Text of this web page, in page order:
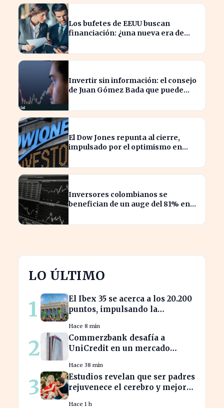
Los bufetes de EEUU buscan
financiación: ¿una nueva era de
Invertir sin información: el consejo
de Juan Gómez Bada que puede
El Dow Jones repunta al cierre,
impulsado por el optimismo en
Inversores colombianos se
benefician de un auge del 81% en
LO ÚLTIMO
1
El Ibex 35 se acerca a los 20.200
puntos, impulsando la
Hace 8 min
2
Commerzbank desafía a
UniCredit en un mercado
inversión
Hace 38 min
3
Estudios revelan que ser padres
rejuvenece el cerebro y mejora
Hace 1 h